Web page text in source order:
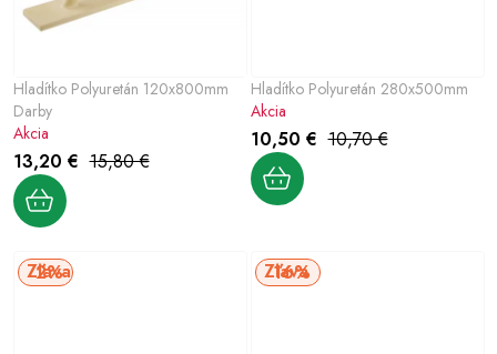
Obchodné podmienky
Podmienky ochrany osobných údajov
Vrátenie a reklamácia
Kontaktujte nás Moja objednávka
Hladítko Polyuretán 120x800mm
Darby
13,20 € 15,80 €
Akcia
Hladítko Polyuretán 280x500mm
10,50 € 10,70 €
Akcia
2% 16%